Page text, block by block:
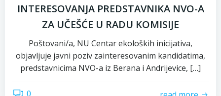
INTERESOVANJA PREDSTAVNIKA NVO-A
ZA UČEŠĆE U RADU KOMISIJE
Poštovani/a, NU Centar ekoloških inicijativa,
objavljuje javni poziv zainteresovanim kandidatima,
predstavnicima NVO-a iz Berana i Andrijevice, […]
0